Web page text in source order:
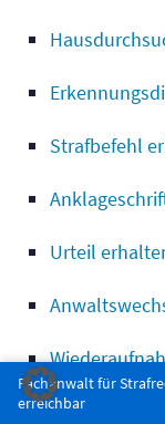
Strafbefehl
Urteil
Fachanwalt für
erreichbar